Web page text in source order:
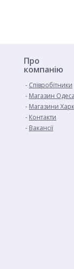
Про
компанію
Cпівробітники
Магазин Одеса
Магазини
Контакти
Вакансії